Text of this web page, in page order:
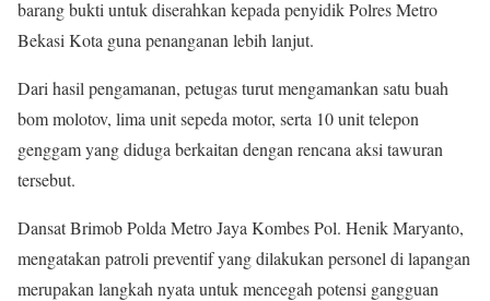
barang bukti untuk diserahkan kepada penyidik Polres Metro
Bekasi Kota guna penanganan lebih lanjut.
Dari hasil pengamanan, petugas turut mengamankan satu buah
bom molotov, lima unit sepeda motor, serta 10 unit telepon
genggam yang diduga berkaitan dengan rencana aksi tawuran
tersebut.
Dansat Brimob Polda Metro Jaya Kombes Pol. Henik Maryanto,
mengatakan patroli preventif yang dilakukan personel di lapangan
merupakan langkah nyata untuk mencegah potensi gangguan